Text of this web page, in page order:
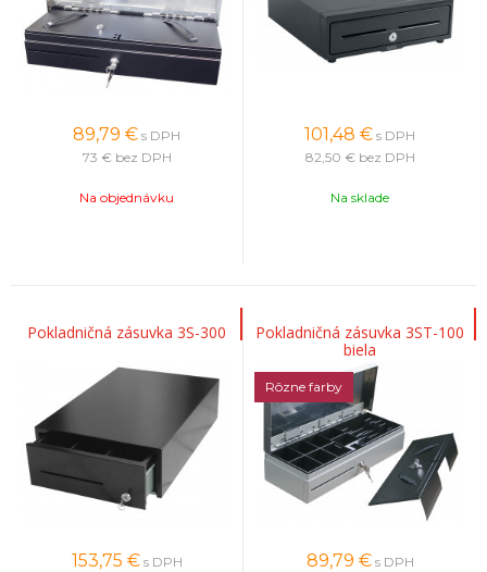
89,79 € s DPH
73 € bez DPH
Na objednávku
101,48 € s DPH
82,50 € bez DPH
Na sklade
Pokladničná zásuvka 3S-300
153,75 € s DPH
Pokladničná zásuvka 3ST-100
biela
Rôzne farby
89,79 € s DPH